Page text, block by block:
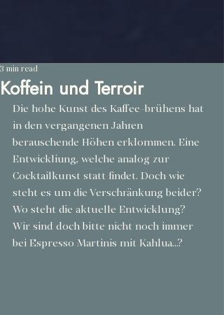
Koffein und Terroir
3 min read
Die hohe Kunst des Kaffee-brühens hat
in den vergangenen Jahren
berauschende Höhen erklommen. Eine
Entwickliung, welche analog zur
Cocktailkunst statt findet. Doch wie
steht es um die Verschränkung beider?
Wo steht die aktuelle Entwicklung?
Wir sind doch bitte nicht noch immer
bei Espresso Martinis mit Kahlua…?